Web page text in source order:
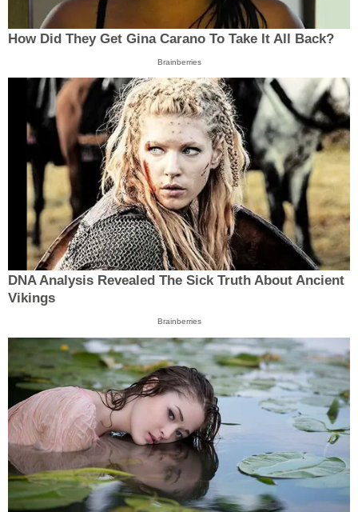
How Did They Get Gina Carano To Take It All Back?
Brainberries
DNA Analysis Revealed The Sick Truth About Ancient
Vikings
Brainberries